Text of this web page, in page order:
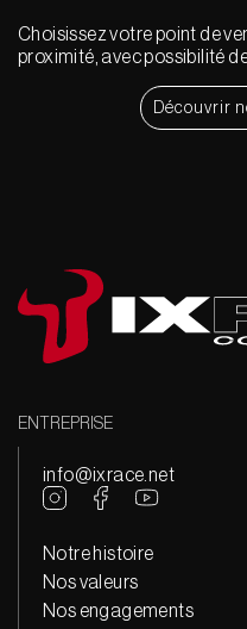
Choisissez votre point de
proximité, avec possibilité
Découvrir
ENTREPRISE
info@ixrace.net
Notre histoire
Nos valeurs
Nos engagements